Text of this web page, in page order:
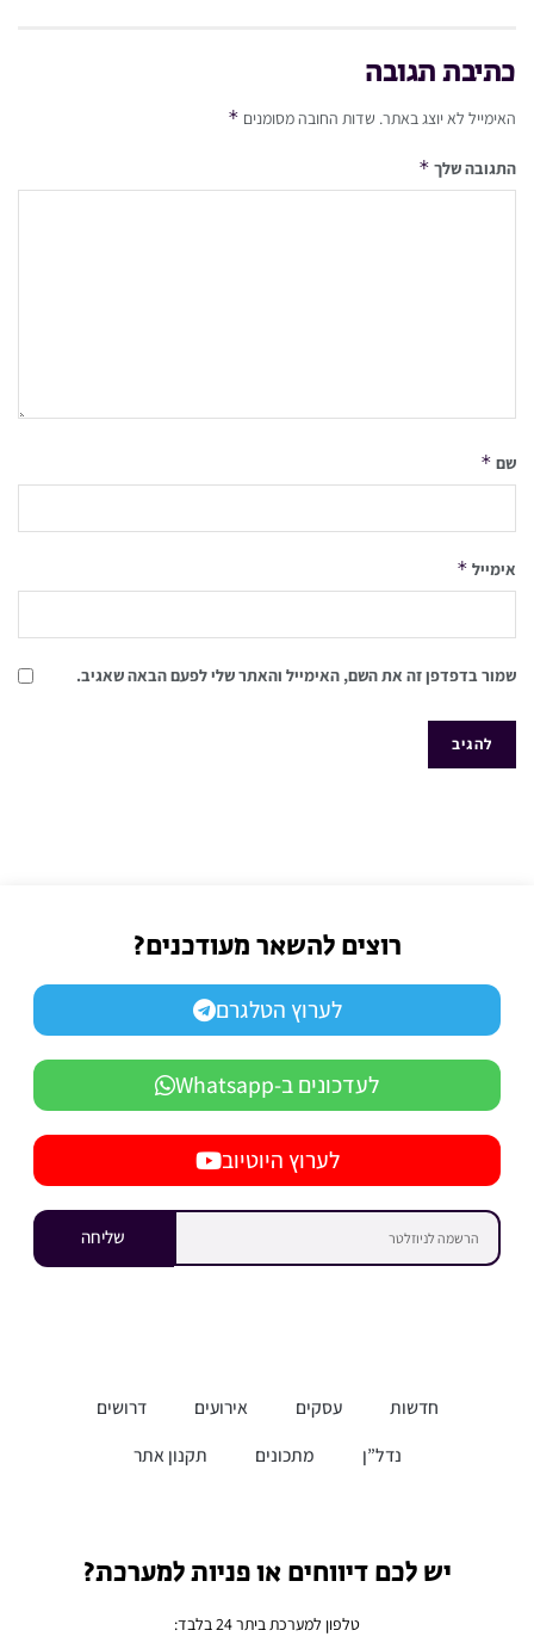
כתיבת תגובה
האימייל לא יוצג באתר. שדות החובה מסומנים *
התגובה שלך *
שם *
אימייל *
שמור בדפדפן זה את השם, האימייל והאתר שלי לפעם הבאה שאגיב.
רוצים להשאר מעודכנים?
לערוץ הטלגרם
לעדכונים ב-Whatsapp
לערוץ היוטיוב
שליחה
חדשות עסקים אירועים
דרושים
נדל”ן
מתכונים תקנון אתר
יש לכם דיווחים או פניות למערכת?
טלפון למערכת ביתר 24 בלבד: